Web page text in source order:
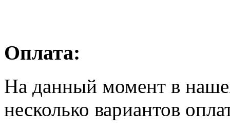
Оплата:
На данный момент в
несколько вариантов